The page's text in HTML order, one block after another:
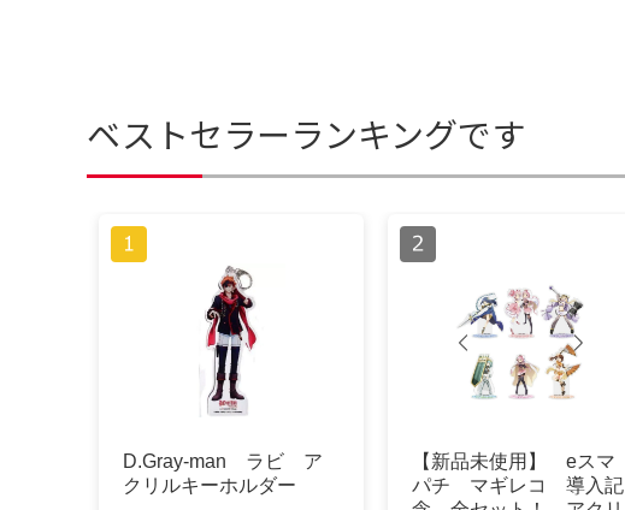
ベストセラーランキングです
D.Gray-man ラビ ア
クリルキーホルダー
【新品未使用】 eスマ
パチ マギレコ 導入記